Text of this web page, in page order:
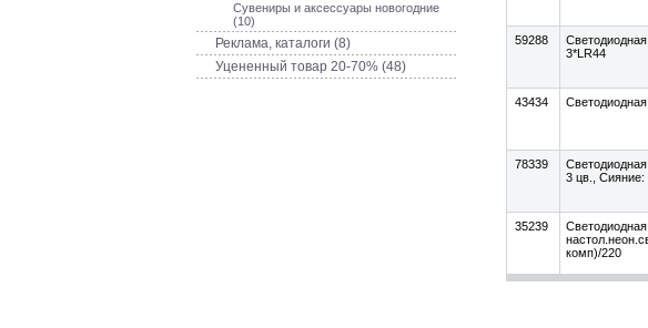
Сувениры и аксессуары новогодние
(10)
Реклама, каталоги (8)
Уцененный товар 20-70% (48)
59288
3*LR44
43434
78339
3 цв., Сияние:
35239
комп)/220